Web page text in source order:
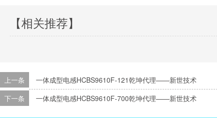
【相关推荐】
上一条
一体成型电感HCBS9610F-121乾坤代理——新世技术
下一条
一体成型电感HCBS9610F-700乾坤代理——新世技术